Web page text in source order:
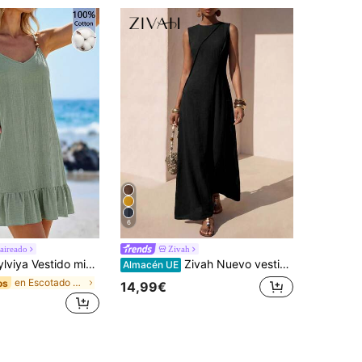
mini de vacaciones con pliegues y cuentas de unicolor para mujer
en Escotado por detrás Vestidos Cortos De Mujer
6
Zivah
Almacén UE Zivah Nuevo vestido largo de mujer de verano, casual y de vacaciones, estilo bohemio, de lino marrón, con ajuste holgado, patchwork y plisado en línea A, adecuado para uso diario, viajes, vacaciones, días festivos, playas, looks nómadas, vibraciones occidentales, fiestas, festivales, festivales de música, atuendos de aeropuerto, atuendos de brunch, ir y venir, estar en casa
14,99€